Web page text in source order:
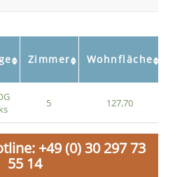
Zimmer Wohnfläche
5 127,70
+49 (0) 30 297 73
55 14